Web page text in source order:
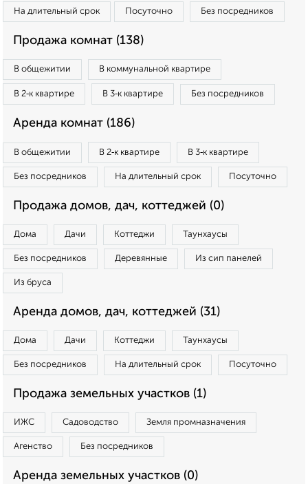
На длительный срок Посуточно Без посредников
Продажа комнат (138)
В общежитии В коммунальной квартире
В 2‑к квартире В 3‑к квартире Без посредников
Аренда комнат (186)
В общежитии В 2‑к квартире В 3‑к квартире
Без посредников На длительный срок Посуточно
Продажа домов, дач, коттеджей (0)
Дома Дачи Коттеджи Таунхаусы
Без посредников Деревянные Из сип панелей
Из бруса
Аренда домов, дач, коттеджей (31)
Дома Дачи Коттеджи Таунхаусы
Без посредников На длительный срок Посуточно
Продажа земельных участков (1)
ИЖС Садоводство Земля промназначения
Агенство Без посредников
Аренда земельных участков (0)